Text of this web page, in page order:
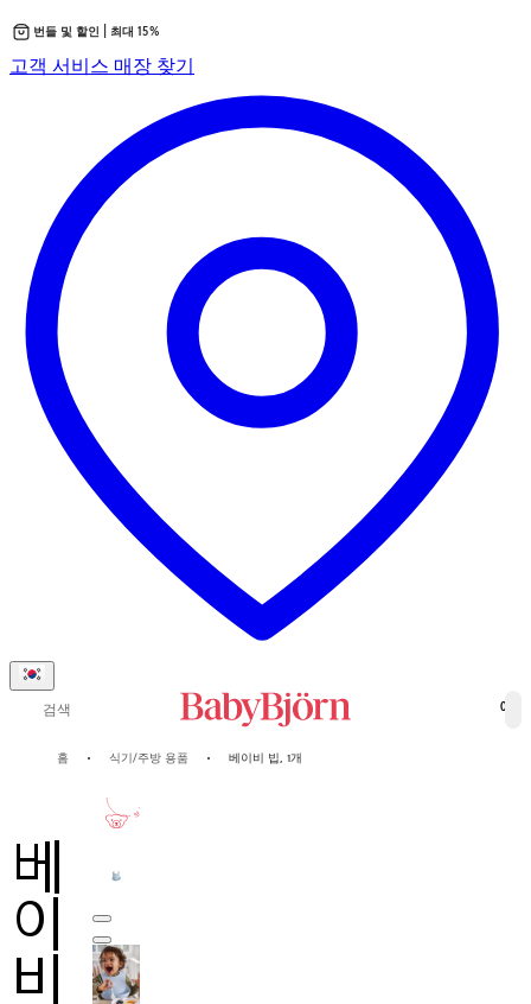
텐
가
기
번들 및 할인 | 최대 15%
고객 서비스 새
서
립
매장 찾기
검색 0
홈 식기/주방 용품 베이비 빕, 1개
베
이
비
보증